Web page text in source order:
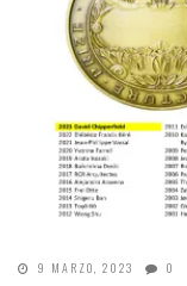
9 MARZO, 2023 0